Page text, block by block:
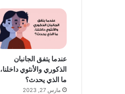
عندما يتفق الجانبان
الذكوري والأنثوي داخلنا،
ما الذي يحدث؟
مارس 27, 2023